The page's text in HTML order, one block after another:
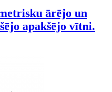
ārējo un
apakšējo vītni.